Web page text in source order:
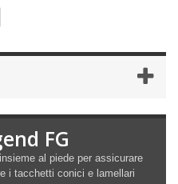
FG
al piede per assicurare
i tacchetti conici e lamellari